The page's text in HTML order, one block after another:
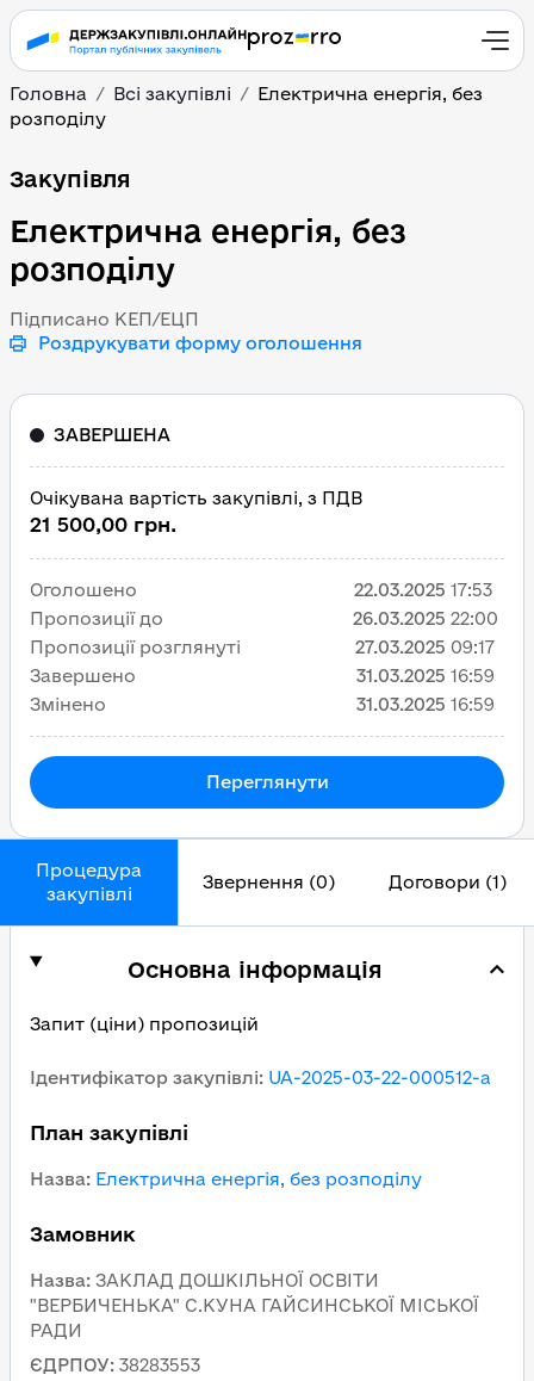
Головна Всі закупівлі
Електрична енергія, без
розподілу
Електрична енергія,
Закупівля
Електрична енергія, без
розподілу
Підписано КЕП/ЕЦП
Роздрукувати форму оголошення
Процедура
закупівлі
Звернення (0) Договори (1)
Основна інформація
Запит (ціни) пропозицій
Ідентифікатор закупівлі: UA-2025-03-22-000512-a
План закупівлі
Назва: Електрична енергія, без розподілу
Замовник
Назва: ЗАКЛАД ДОШКІЛЬНОЇ ОСВІТИ
"ВЕРБИЧЕНЬКА" С.КУНА ГАЙСИНСЬКОЇ МІСЬКОЇ
РАДИ
ЄДРПОУ: 38283553
ЗАВЕРШЕНА
Очікувана вартість закупівлі, з ПДВ
21 500,00 грн.
Оголошено 22.03.2025 17:53
Пропозиції до
26.03.2025 22:00
Пропозиції розглянуті
27.03.2025 09:17
Завершено
31.03.2025 16:59
Змінено
31.03.2025 16:59
Переглянути